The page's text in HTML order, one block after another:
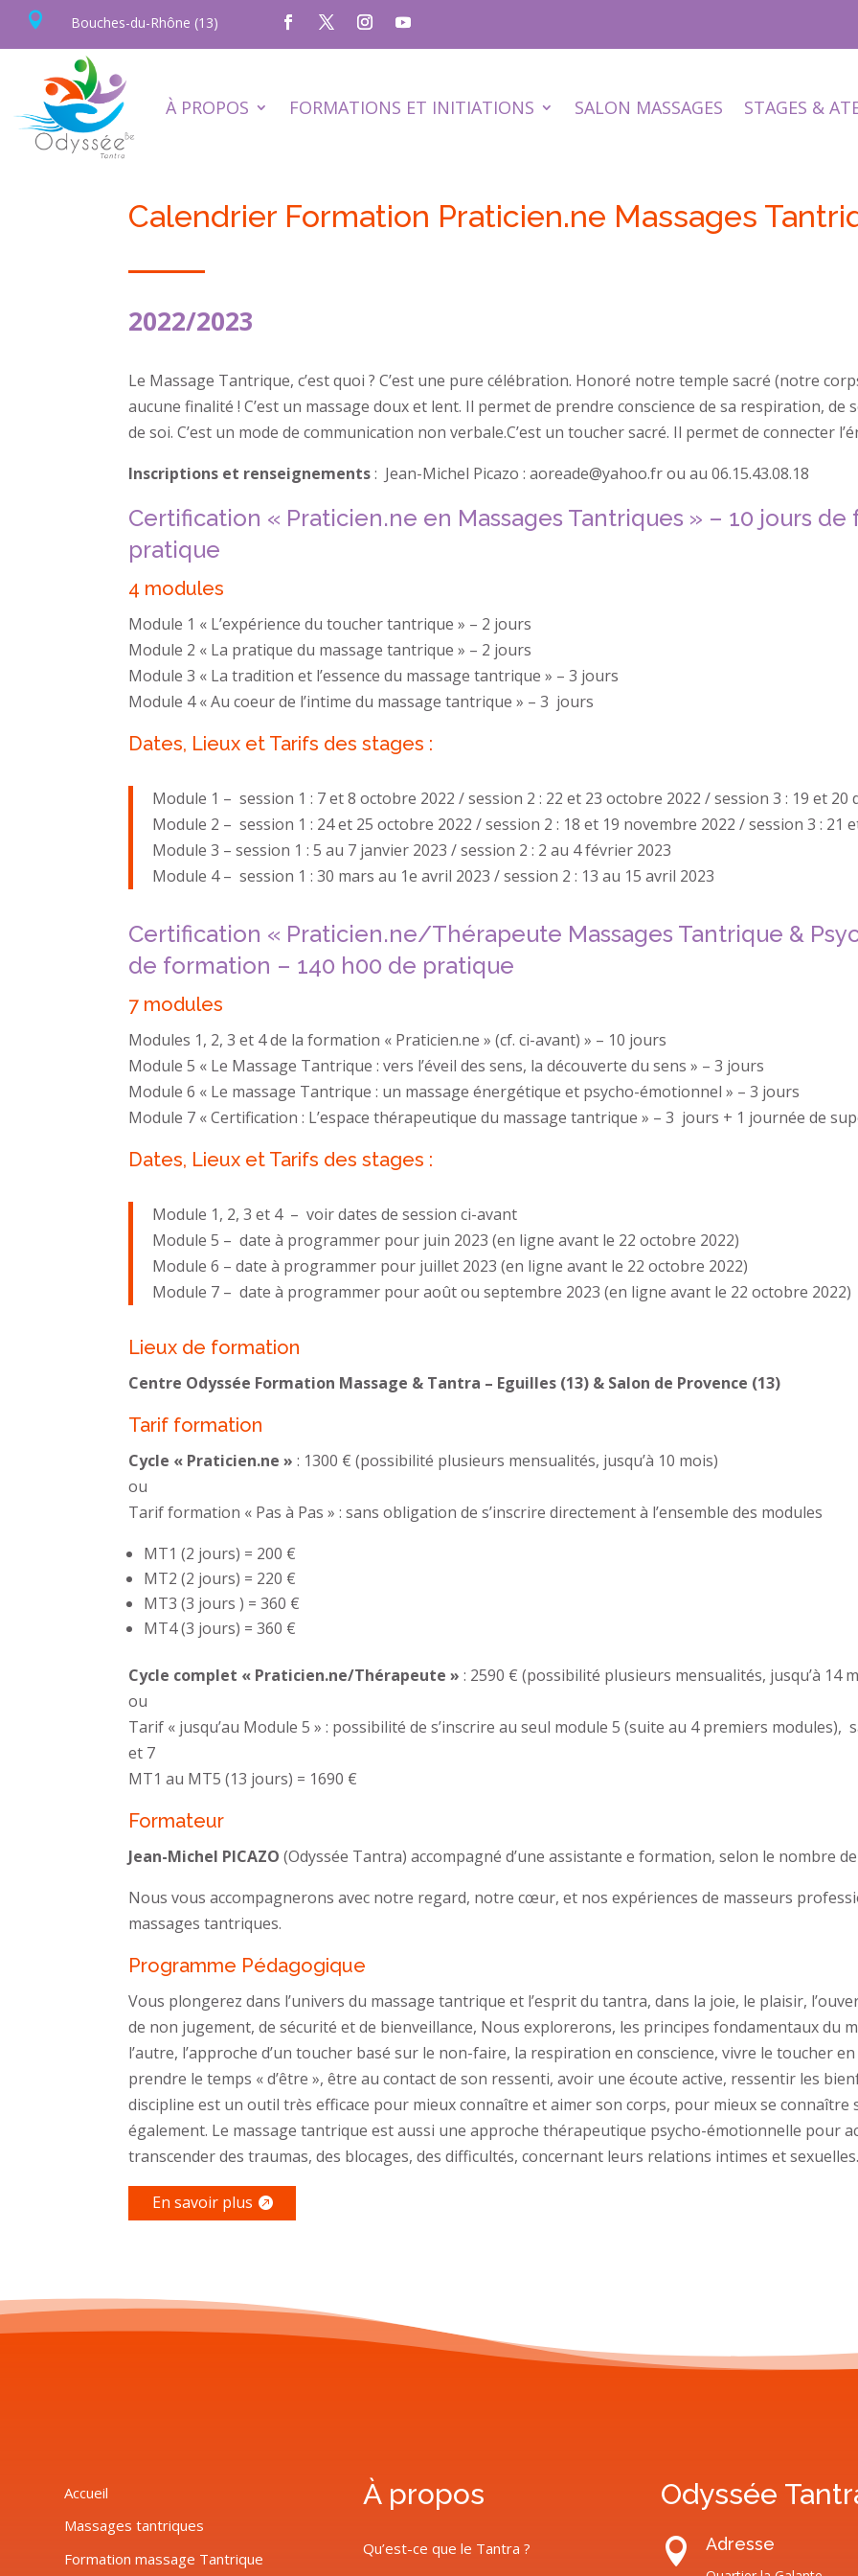
 Bouches-du-Rhône (13)
À PROPOS FORMATIONS ET INITIATIONS SALON MASSAGES STAGES &
Calendrier Formation Praticien.ne Massages
2022/2023
Le Massage Tantrique, c’est quoi ? C’est une pure célébration. Honoré notre temple sacré (notre
aucune finalité ! C’est un massage doux et lent. Il permet de prendre conscience de sa respiration,
de soi. C’est un mode de communication non verbale.C’est un toucher sacré. Il permet de connecter
Inscriptions et renseignements: Jean-Michel Picazo : aoreade@yahoo.fr ou au 06.15.43.08.18
Certification « Praticien.ne en Massages Tantriques » – 10 jours
pratique
4 modules
Module 1 « L’expérience du toucher tantrique » – 2 jours
Module 2 « La pratique du massage tantrique » – 2 jours
Module 3 « La tradition et l’essence du massage tantrique » – 3 jours
Module 4 « Au coeur de l’intime du massage tantrique » – 3 jours
Dates, Lieux et Tarifs des stages :
Module 1 – session 1 : 7 et 8 octobre 2022 / session 2 : 22 et 23 octobre 2022 / session 3 : 19 et 20
Module 2 – session 1 : 24 et 25 octobre 2022 / session 2 : 18 et 19 novembre 2022 / session 3 : 21
Module 3 – session 1 : 5 au 7 janvier 2023 / session 2 : 2 au 4 février 2023
Module 4 – session 1 : 30 mars au 1e avril 2023 / session 2 : 13 au 15 avril 2023
Certification « Praticien.ne/Thérapeute Massages Tantrique &
de formation – 140 h00 de pratique
7 modules
Modules 1, 2, 3 et 4 de la formation « Praticien.ne » (cf. ci-avant) » – 10 jours
Module 5 « Le Massage Tantrique : vers l’éveil des sens, la découverte du sens » – 3 jours
Module 6 « Le massage Tantrique : un massage énergétique et psycho-émotionnel » – 3 jours
Module 7 « Certification : L’espace thérapeutique du massage tantrique » – 3 jours + 1 journée de
Dates, Lieux et Tarifs des stages :
Module 1, 2, 3 et 4 – voir dates de session ci-avant
Module 5 – date à programmer pour juin 2023 (en ligne avant le 22 octobre 2022)
Module 6 – date à programmer pour juillet 2023 (en ligne avant le 22 octobre 2022)
Module 7 – date à programmer pour août ou septembre 2023 (en ligne avant le 22 octobre 2022)
Lieux de formation
Centre Odyssée Formation Massage & Tantra – Eguilles (13) & Salon de Provence (13)
Tarif formation
Cycle « Praticien.ne » : 1300 € (possibilité plusieurs mensualités, jusqu’à 10 mois)
ou
Tarif formation « Pas à Pas » : sans obligation de s’inscrire directement à l’ensemble des modules
MT1 (2 jours) = 200 €
MT2 (2 jours) = 220 €
MT3 (3 jours ) = 360 €
MT4 (3 jours) = 360 €
Cycle complet « Praticien.ne/Thérapeute » : 2590 € (possibilité plusieurs mensualités, jusqu’à 14
ou
Tarif « jusqu’au Module 5 » : possibilité de s’inscrire au seul module 5 (suite au 4 premiers modules),
et 7
MT1 au MT5 (13 jours) = 1690 €
Formateur
Jean-Michel PICAZO (Odyssée Tantra) accompagné d’une assistante e formation, selon le nombre
Nous vous accompagnerons avec notre regard, notre cœur, et nos expériences de masseurs
massages tantriques.
Programme Pédagogique
Vous plongerez dans l’univers du massage tantrique et l’esprit du tantra, dans la joie, le plaisir,
de non jugement, de sécurité et de bienveillance, Nous explorerons, les principes fondamentaux du
l’autre, l’approche d’un toucher basé sur le non-faire, la respiration en conscience, vivre le toucher
prendre le temps « d’être », être au contact de son ressenti, avoir une écoute active, ressentir les
discipline est un outil très efficace pour mieux connaître et aimer son corps, pour mieux se
également. Le massage tantrique est aussi une approche thérapeutique psycho-émotionnelle pour
transcender des traumas, des blocages, des difficultés, concernant leurs relations intimes et
En savoir plus
Accueil
Massages tantriques
Formation massage Tantrique
À propos
Qu’est-ce que le Tantra ?
Odyssée
 Adresse